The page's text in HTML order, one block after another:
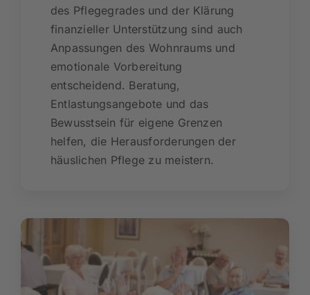
des Pflegegrades und der Klärung
finanzieller Unterstützung sind auch
Anpassungen des Wohnraums und
emotionale Vorbereitung
entscheidend. Beratung,
Entlastungsangebote und das
Bewusstsein für eigene Grenzen
helfen, die Herausforderungen der
häuslichen Pflege zu meistern.